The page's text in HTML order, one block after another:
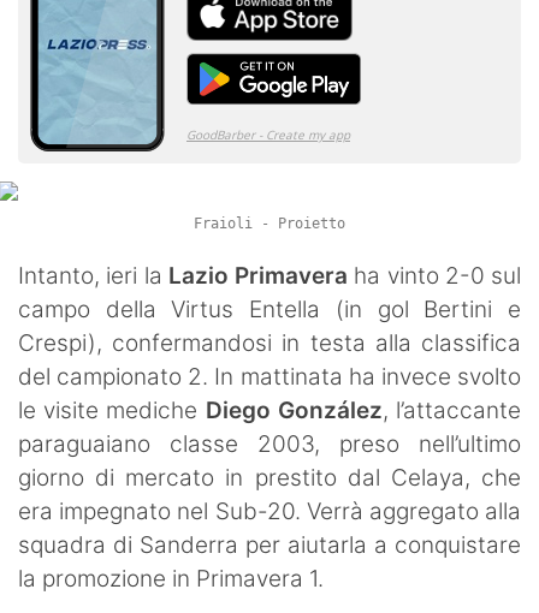
Fraioli - Proietto
Intanto, ieri la Lazio Primavera ha vinto 2-0 sul
campo della Virtus Entella (in gol Bertini e
Crespi), confermandosi in testa alla classifica
del campionato 2. In mattinata ha invece svolto
le visite mediche Diego González, l’attaccante
paraguaiano classe 2003, preso nell’ultimo
giorno di mercato in prestito dal Celaya, che
era impegnato nel Sub-20. Verrà aggregato alla
squadra di Sanderra per aiutarla a conquistare
la promozione in Primavera 1.